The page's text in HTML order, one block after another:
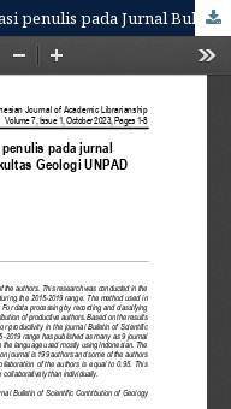
Tingkat produktivitas dan kolaborasi penulis pada Jurnal Bulletin Of Scientific Contribution Fakultas Geologi UNPAD Tahun 2015-2019